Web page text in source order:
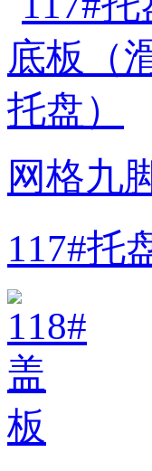
网格九
117#托